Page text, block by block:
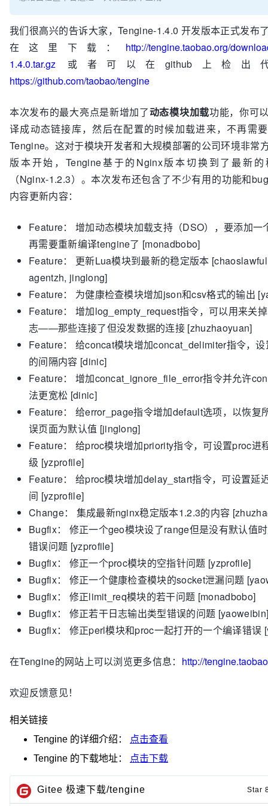
我们很高兴的告诉大家，Tengine-1.4.0 开发版本正式发布
在这里下载： http://tengine.taobao.org/
1.4.0.tar.gz 或者可以在github上检出
https://github.com/taobao/tengine
本次发布的最大亮点是新增加了动态模块加载功能，你可
译成动态链接库，然后在配置的时候加载进来，不再需
Tengine。这对于模块开发者和大规模部署的公司环境非常
版本开始，Tengine基于的Nginx版本切换到了最新
（Nginx-1.2.3）。本次发布还包含了不少有用的功能和
内容更新内容：
Feature： 增加动态模块加载支持（DSO），要添加一
再需要重新编译tengine了 [monadbobo]
Feature： 更新Lua模块到最新的稳定版本
agentzh, jinglong]
Feature： 为健康检查模块增加json和csv格式的输出
Feature： 增加log_empty_request指令，可以用来关
志——那些连接了但没发数据的连接 [zhuzhaoyuan]
Feature： 给concat模块增加concat_delimiter指令，
的间隔内容 [dinic]
Feature： 增加concat_ignore_file_error指令并允许
法更宽松 [dinic]
Feature： 给error_page指令增加default选项，以恢复
误页面为默认值 [jinglong]
Feature： 给proc模块增加priority指令，可设置proc进
级 [yzprofile]
Feature： 给proc模块增加delay_start指令，可设置延
间 [yzprofile]
Change： 集成最新nginx稳定版本1.2.3的内容
Bugfix： 修正一个geo模块设了range但是没有默认值
错误问题 [yzprofile]
Bugfix： 修正一个proc模块的空指针问题 [yzprofile]
Bugfix： 修正一个健康检查模块的socket泄漏问题
Bugfix： 修正limit_req模块的若干问题 [monadbobo]
Bugfix： 修正若干日志输出类型错误的问题
Bugfix： 修正perl模块和proc一起打开的一个编译错误
在Tengine的网站上可以浏览更多信息： http://
欢迎反馈意见！
相关链接
Tengine 的详细介绍：
点击查看
Tengine 的下载地址： 点击下载
Gitee 极速下载/tengine Star